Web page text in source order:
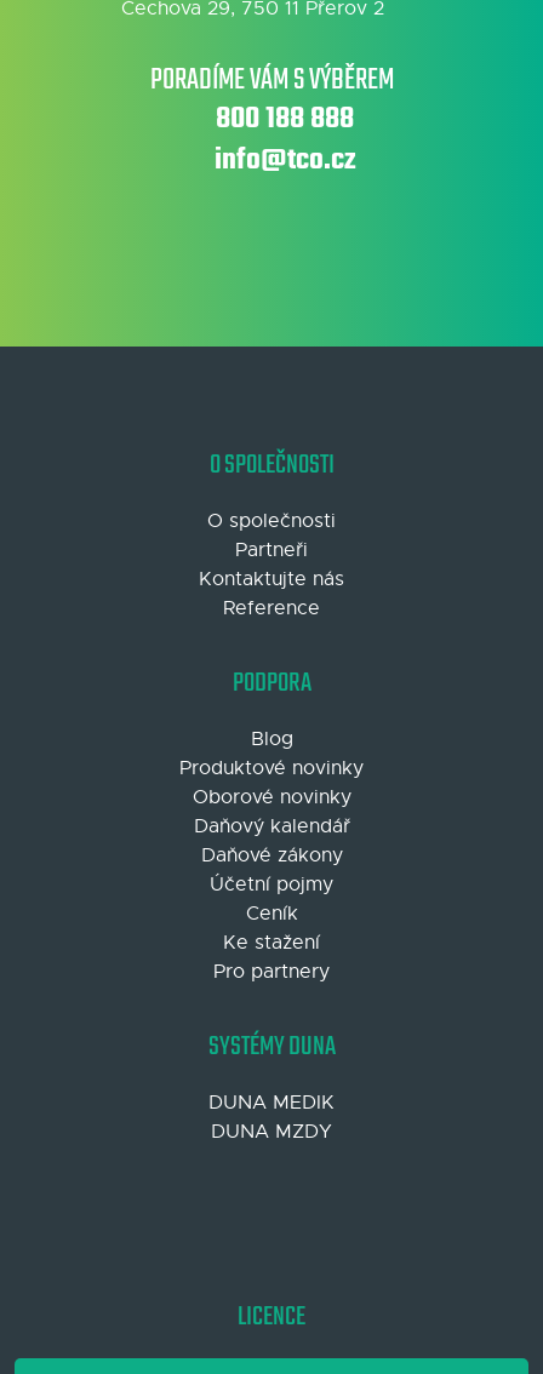
Čechova 29, 750 11 Přerov 2
PORADÍME VÁM S VÝBĚREM
800 188 888
info@tco.cz
O SPOLEČNOSTI
O společnosti
Partneři
Kontaktujte nás
Reference
PODPORA
Blog
Produktové novinky
Oborové novinky
Daňový kalendář
Daňové zákony
Účetní pojmy
Ceník
Ke stažení
Pro partnery
SYSTÉMY DUNA
DUNA MEDIK
DUNA MZDY
LICENCE